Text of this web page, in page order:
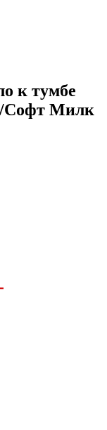
к тумбе
Софт Милк